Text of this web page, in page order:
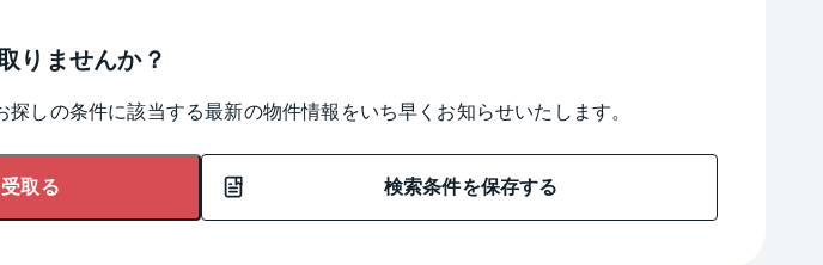
りませんか？
しの条件に該当する最新の物件情報をいち早くお知らせいたします。
取る 検索条件を保存する